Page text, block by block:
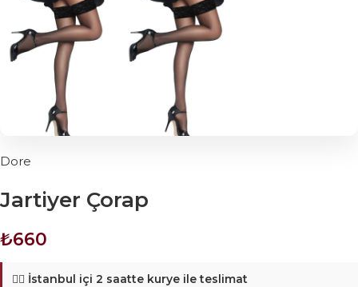
Dore
Jartiyer Çorap
₺660
🚴‍♂️ İstanbul içi 2 saatte kurye ile teslimat